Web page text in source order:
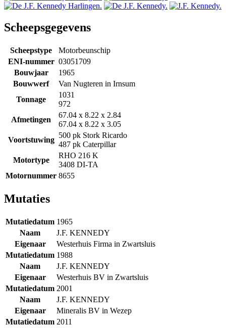
Scheepsgegevens
Scheepstype
Motorbeunschip
ENI-nummer 03051709
Bouwjaar
1965
Bouwwerf
Van Nugteren in Irnsum
Tonnage
1031
972
Afmetingen
67.04 x 8.22 x 2.84
67.04 x 8.22 x 3.05
Voortstuwing
500 pk Stork Ricardo
487 pk Caterpillar
Motortype
RHO 216 K
3408 DI-TA
Motornummer 8655
Mutaties
Mutatiedatum 1965
Naam
J.F. KENNEDY
Eigenaar
Westerhuis Firma in Zwartsluis
Mutatiedatum 1988
Naam
J.F. KENNEDY
Eigenaar
Westerhuis BV in Zwartsluis
Mutatiedatum 2001
Naam
J.F. KENNEDY
Eigenaar
Mineralis BV in Wezep
Mutatiedatum 2011